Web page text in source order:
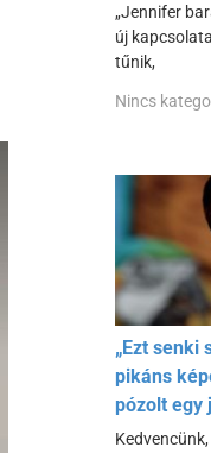
„Jennifer
új
tűnik,
Nincs
„Ezt senki
pikáns
pózolt egy